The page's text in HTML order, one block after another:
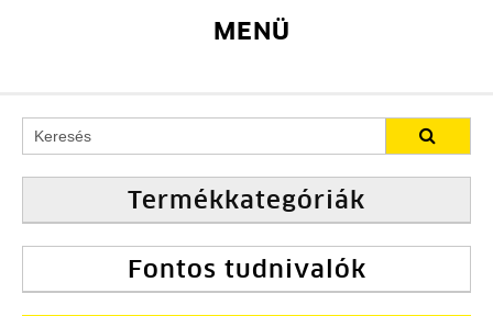
MENÜ
Termékkategóriák
Fontos tudnivalók